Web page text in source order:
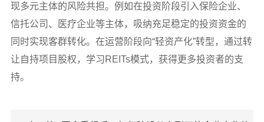
现多元主体的风险共担。例如在投资阶段引入保险企业、
信托公司、医疗企业等主体，吸纳充足稳定的投资资金的
同时实现客群转化。在运营阶段向“轻资产化”转型，通过转
让自持项目股权，学习REITs模式，获得更多投资者的支
持。